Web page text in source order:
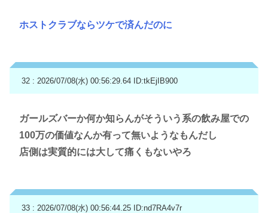
ホストクラブならツケで済んだのに
32 : 2026/07/08(水) 00:56:29.64 ID:tkEjIB900
ガールズバーか何か知らんがそういう系の飲み屋での
100万の価値なんか有って無いようなもんだし
店側は実質的には大して痛くもないやろ
33 : 2026/07/08(水) 00:56:44.25 ID:nd7RA4v7r